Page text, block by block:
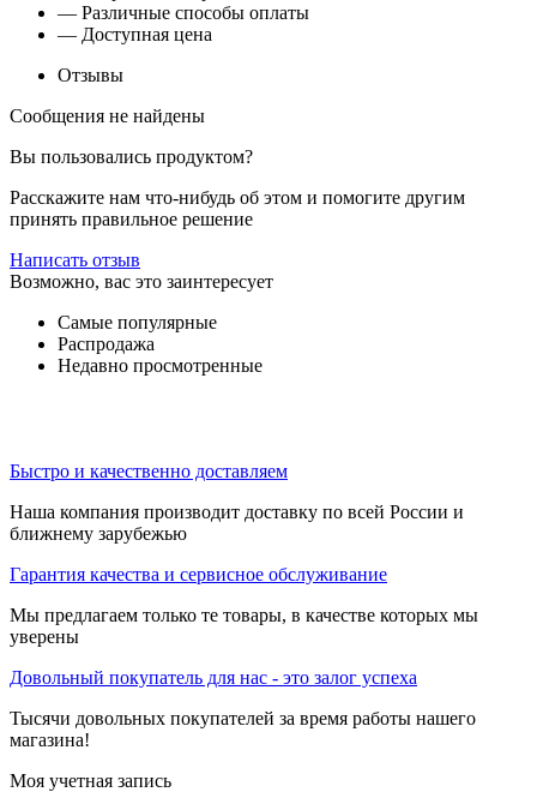
— Различные способы оплаты
— Доступная цена
Отзывы
Сообщения не найдены
Вы пользовались продуктом?
Расскажите нам что-нибудь об этом и помогите другим
принять правильное решение
Написать отзыв
Возможно, вас это заинтересует
Самые популярные
Распродажа
Недавно просмотренные
Быстро и качественно доставляем
Наша компания производит доставку по всей России и
ближнему зарубежью
Гарантия качества и сервисное обслуживание
Мы предлагаем только те товары, в качестве которых мы
уверены
Довольный покупатель для нас - это залог успеха
Тысячи довольных покупателей за время работы нашего
магазина!
Моя учетная запись